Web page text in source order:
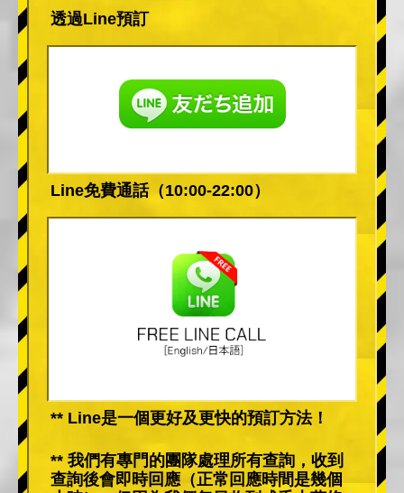
透過Line預訂
Line免費通話（10:00-22:00）
** Line是一個更好及更快的預訂方法！
** 我們有專門的團隊處理所有查詢，收到
查詢後會即時回應（正常回應時間是幾個